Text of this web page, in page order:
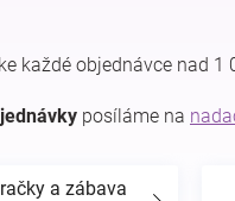
každé objednávce nad 1
posíláme na
a zábava